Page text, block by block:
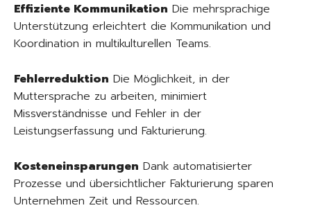
Effiziente Kommunikation Die mehrsprachige
Unterstützung erleichtert die Kommunikation und
Koordination in multikulturellen Teams.
Fehlerreduktion Die Möglichkeit, in der
Muttersprache zu arbeiten, minimiert
Missverständnisse und Fehler in der
Leistungserfassung und Fakturierung.
Kosteneinsparungen Dank automatisierter
Prozesse und übersichtlicher Fakturierung sparen
Unternehmen Zeit und Ressourcen.